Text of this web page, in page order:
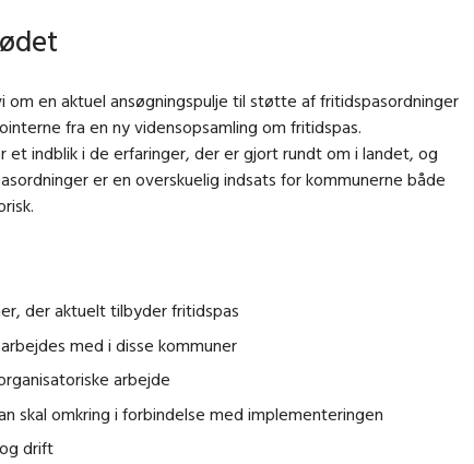
en aktuel ansøgningspulje til støtte af fritidspasordninger
fra en ny vidensopsamling om fritidspas.
et indblik i de erfaringer, der er gjort rundt om i landet, og
er en overskuelig indsats for kommunerne både
der aktuelt tilbyder fritidspas
med i disse kommuner
arbejde
skal omkring i forbindelse med implementeringen
drift